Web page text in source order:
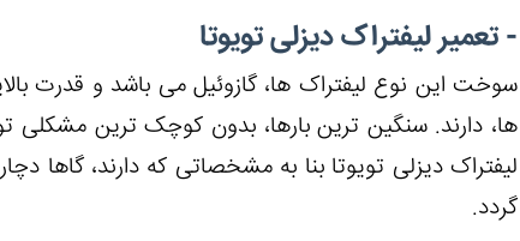
- تعمیر لیفتراک دیزلی تویوتا
سوخت این نوع لیفتراک ها، گازوئیل می باشد و قدرت
ها، دارند. سنگین ترین بارها، بدون کوچک ترین مشکلی
لیفتراک دیزلی تویوتا بنا به مشخصاتی که دارند، گاها
گردد.